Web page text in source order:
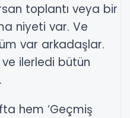
toplantı veya bir
niyeti var. Ve
var arkadaşlar.
ilerledi bütün
hem ‘Geçmiş